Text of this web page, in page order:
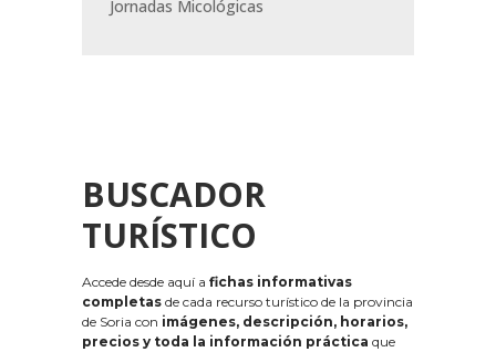
Jornadas Micológicas
BUSCADOR
TURÍSTICO
Accede desde aquí a fichas informativas
completas de cada recurso turístico de la provincia
de Soria con imágenes, descripción, horarios,
precios y toda la información práctica que